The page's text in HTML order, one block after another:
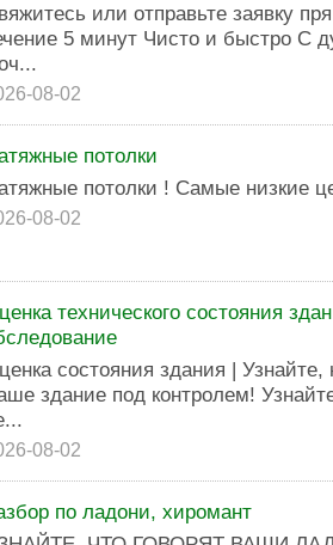
или отправьте заявку
5 минут Чисто и быстро С
08-02
потолки
потолки ! Самые низкие
08-02
технического состояния
состояния здания |
здание под контролем!
08-02
по ладони, хиромант